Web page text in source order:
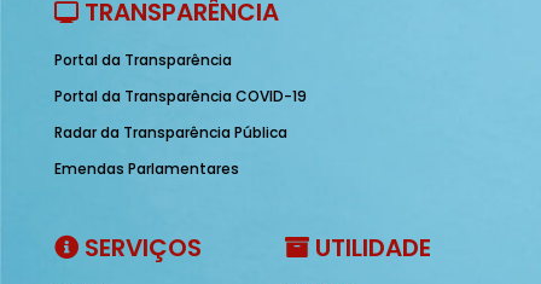
TRANSPARÊNCIA
Portal da Transparência
Portal da Transparência COVID-19
Radar da Transparência Pública
Emendas Parlamentares
SERVIÇOS UTILIDADE